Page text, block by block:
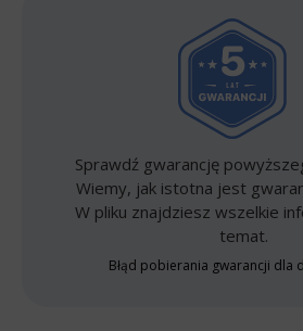
Sprawdź gwarancję
Wiemy, jak istotna jest
W pliku znajdziesz wszelkie
temat.
Błąd pobierania gwarancji dla